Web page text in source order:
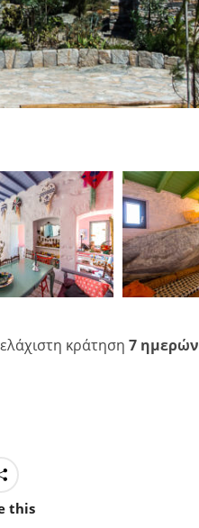
ελάχιστη κράτηση7 ημερών
this